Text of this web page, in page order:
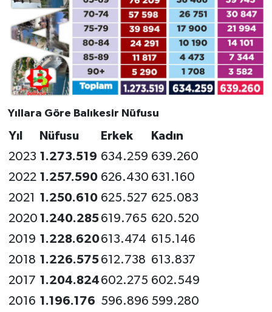
Yıllara Göre Balıkesir Nüfusu
Yıl Nüfusu Erkek
Kadın
2023 1.273.519 634.259 639.260
2022 1.257.590 626.430 631.160
2021
1.250.610 625.527 625.083
2020 1.240.285 619.765 620.520
2019 1.228.620613.474 615.146
2018 1.226.575 612.738 613.837
2017 1.204.824 602.275 602.549
2016 1.196.176 596.896 599.280